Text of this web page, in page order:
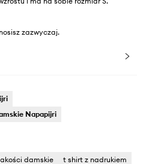
zazwyczaj.
Napapijri
damskie
t shirt z nadrukiem